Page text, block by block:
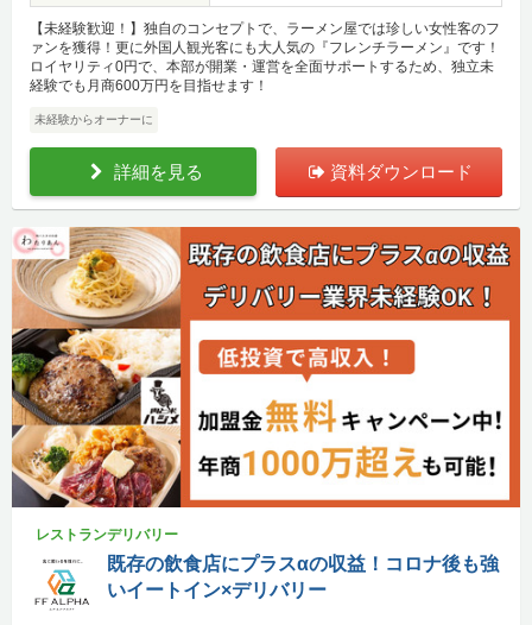
【未経験歓迎！】独自のコンセプトで、ラーメン屋では珍しい女性客のフ
ァンを獲得！更に外国人観光客にも大人気の『フレンチラーメン』です！
ロイヤリティ0円で、本部が開業・運営を全面サポートするため、独立未
経験でも月商600万円を目指せます！
未経験からオーナーに
詳細を見る 資料ダウンロード
レストランデリバリー
既存の飲食店にプラスαの収益！コロナ後も強
いイートイン×デリバリー